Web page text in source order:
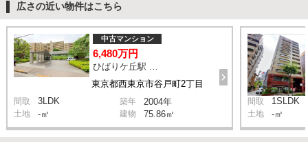
広さの近い物件はこちら
東京都西東京市谷戸町2丁目
中古マンション
6,480万円
間取 3LDK 築年 2004年
土地 -㎡ 建物 75.86㎡
間取 1SLDK
土地 -㎡